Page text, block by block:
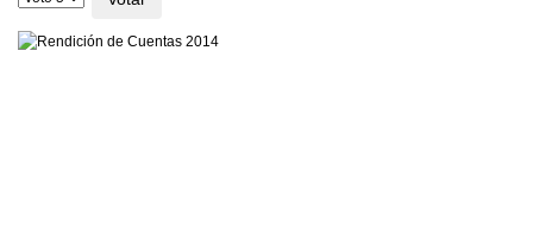
favor,
vote